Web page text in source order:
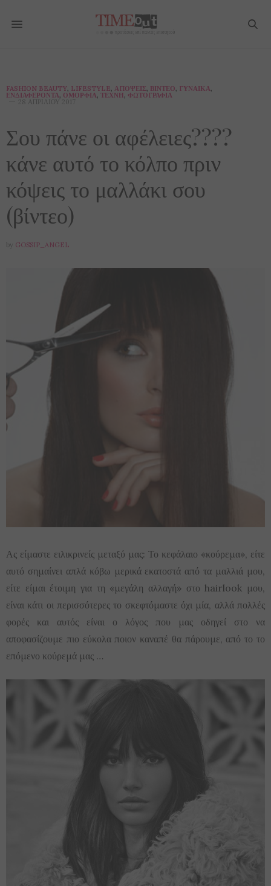
FASHION BEAUTY, LIFESTYLE, ΑΠΌΨΕΙΣ, ΒΊΝΤΕΟ, ΓΥΝΑΊΚΑ,
ΕΝΔΙΑΦΈΡΟΝΤΑ, ΟΜΟΡΦΙΆ, ΤΈΧΝΗ, ΦΩΤΟΓΡΑΦΊΑ
28 ΑΠΡΙΛΊΟΥ 2017
Σου πάνε οι αφέλειες????
κάνε αυτό το κόλπο πριν
κόψεις το μαλλάκι σου
(βίντεο)
by GOSSIP_ANGEL
Ας είμαστε ειλικρινείς μεταξύ μας: Το κεφάλαιο «κούρεμα», είτε
αυτό σημαίνει απλά κόβω μερικά εκατοστά από τα μαλλιά μου,
είτε είμαι έτοιμη για τη «μεγάλη αλλαγή» στο hairlook μου,
είναι κάτι οι περισσότερες το σκεφτόμαστε όχι μία, αλλά πολλές
φορές και αυτός είναι ο λόγος που μας οδηγεί στο να
αποφασίζουμε πιο εύκολα ποιον καναπέ θα πάρουμε, από το το
επόμενο κούρεμά μας …